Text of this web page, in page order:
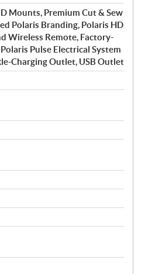
Mounts, Premium Cut & Sew
Polaris Branding, Polaris HD
Wireless Remote, Factory-
Pulse Electrical System
Charging Outlet, USB Outlet